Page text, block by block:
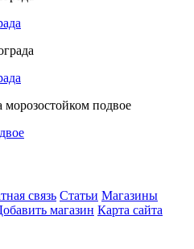
связь Статьи Магазины
магазин Карта сайта